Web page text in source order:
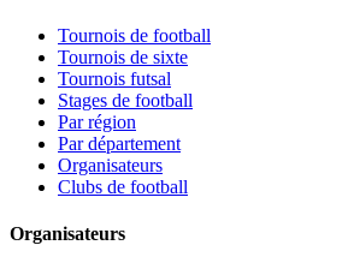
Tournois de football
Tournois de sixte
Tournois futsal
Stages de football
Par région
Par département
Organisateurs
Clubs de football
Organisateurs